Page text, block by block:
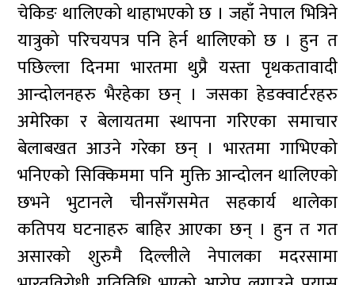
चेकिङ थालिएको थाहाभएको छ । जहाँ नेपाल भित्रिने
यात्रुको परिचयपत्र पनि हेर्न थालिएको छ । हुन त
पछिल्ला दिनमा भारतमा थुप्रै यस्ता पृथकतावादी
आन्दोलनहरु भैरहेका छन् । जसका हेडक्वार्टरहरु
अमेरिका र बेलायतमा स्थापना गरिएका समाचार
बेलाबखत आउने गरेका छन् । भारतमा गाभिएको
भनिएको सिक्किममा पनि मुक्ति आन्दोलन थालिएको
छभने भुटानले चीनसँगसमेत सहकार्य थालेका
कतिपय घटनाहरु बाहिर आएका छन् । हुन त गत
असारको शुरुमै दिल्लीले नेपालका मदरसामा